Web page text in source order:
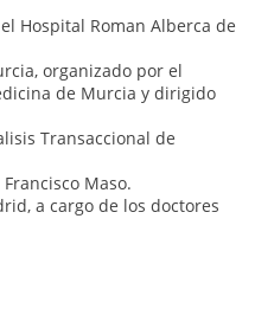
Hospital Roman Alberca de
organizado por el
de Murcia y dirigido
Transaccional de
Maso.
a cargo de los doctores
de grupo durante los tres
en Madrid con el Dr. D.